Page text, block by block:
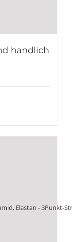
handlich